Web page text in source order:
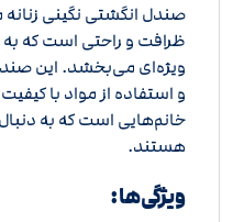
صندل انگشتی نگینی زنانه
ظرافت و راحتی است که
ویژه‌ای می‌بخشد. این
و استفاده از مواد با
خانم‌هایی است که به
هستند.
ویژگی‌ها: